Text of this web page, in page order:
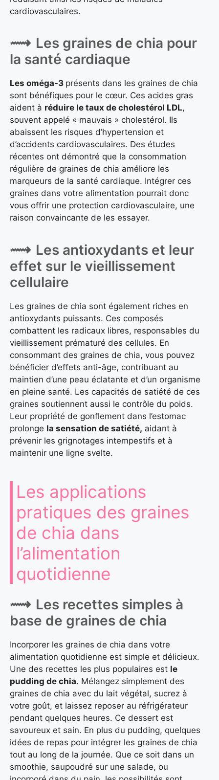
cardiovasculaires.
Les graines de chia pour
la santé cardiaque
Les oméga-3 présents dans les graines de chia
sont bénéfiques pour le cœur. Ces acides gras
aident à réduire le taux de cholestérol LDL,
souvent appelé « mauvais » cholestérol. Ils
abaissent les risques d’hypertension et
d’accidents cardiovasculaires. Des études
récentes ont démontré que la consommation
régulière de graines de chia améliore les
marqueurs de la santé cardiaque. Intégrer ces
graines dans votre alimentation pourrait donc
vous offrir une protection cardiovasculaire, une
raison convaincante de les essayer.
Les antioxydants et leur
effet sur le vieillissement
cellulaire
Les graines de chia sont également riches en
antioxydants puissants. Ces composés
combattent les radicaux libres, responsables du
vieillissement prématuré des cellules. En
consommant des graines de chia, vous pouvez
bénéficier d’effets anti-âge, contribuant au
maintien d’une peau éclatante et d’un organisme
en pleine santé. Les capacités de satiété de ces
graines soutiennent aussi le contrôle du poids.
Leur propriété de gonflement dans l’estomac
prolonge la sensation de satiété, aidant à
prévenir les grignotages intempestifs et à
maintenir une ligne svelte.
Les applications
pratiques des graines
de chia dans
l’alimentation
quotidienne
Les recettes simples à
base de graines de chia
Incorporer les graines de chia dans votre
alimentation quotidienne est simple et délicieux.
Une des recettes les plus populaires est le
pudding de chia. Mélangez simplement des
graines de chia avec du lait végétal, sucrez à
votre goût, et laissez reposer au réfrigérateur
pendant quelques heures. Ce dessert est
savoureux et sain. En plus du pudding, quelques
idées de repas pour intégrer les graines de chia
tout au long de la journée. Que ce soit dans un
smoothie, saupoudré sur une salade, ou